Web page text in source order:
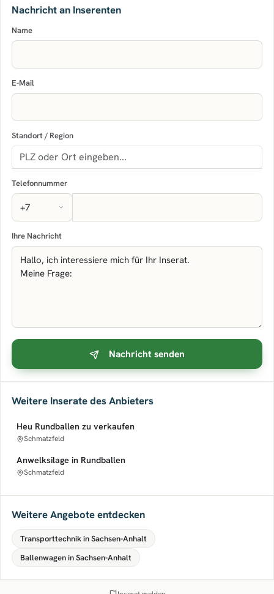
Nachricht an Inserenten
Name
E-Mail
Standort / Region
Telefonnummer
Ihre Nachricht
Nachricht senden
Weitere Inserate des Anbieters
Heu Rundballen zu verkaufen
Schmatzfeld
Anwelksilage in Rundballen
Schmatzfeld
Weitere Angebote entdecken
Transporttechnik in Sachsen-Anhalt
Ballenwagen in Sachsen-Anhalt